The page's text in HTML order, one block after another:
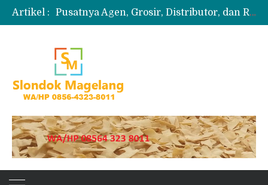
Artikel :
Pusatnya Agen, Grosir, Distributor, dan Reseller Puyur Koin
Produksi Slondok
Jual Puyur Koin Mentah 1 Ball 5 kg